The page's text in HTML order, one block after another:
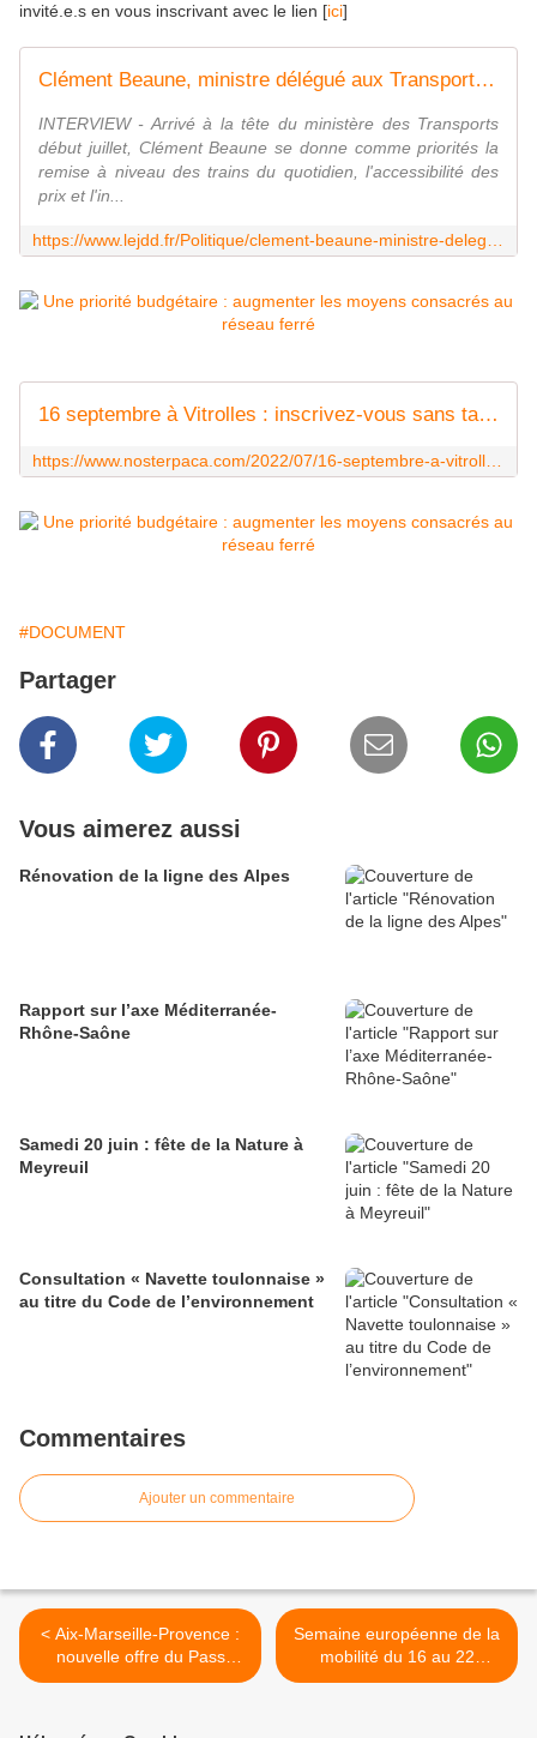
invité.e.s en vous inscrivant avec le lien [ici]
Clément Beaune, ministre délégué aux Transports, sur la SNCF : " On doit minimiser les pics tarifaires d'été "
INTERVIEW - Arrivé à la tête du ministère des Transports
début juillet, Clément Beaune se donne comme priorités la
remise à niveau des trains du quotidien, l'accessibilité des
prix et l'in...
16 septembre à Vitrolles : inscrivez-vous sans tarder ! - LA VOIX DE NOSTERPACA
#DOCUMENT
Partager
Vous aimerez aussi
Rénovation de la ligne des Alpes
Rapport sur l’axe Méditerranée-
Rhône-Saône
Samedi 20 juin : fête de la Nature à
Meyreuil
Consultation « Navette toulonnaise »
au titre du Code de l’environnement
Commentaires
Ajouter un commentaire
< Aix-Marseille-Provence :
nouvelle offre du Pass
Métropole
Semaine européenne de la
mobilité du 16 au 22
septembre >